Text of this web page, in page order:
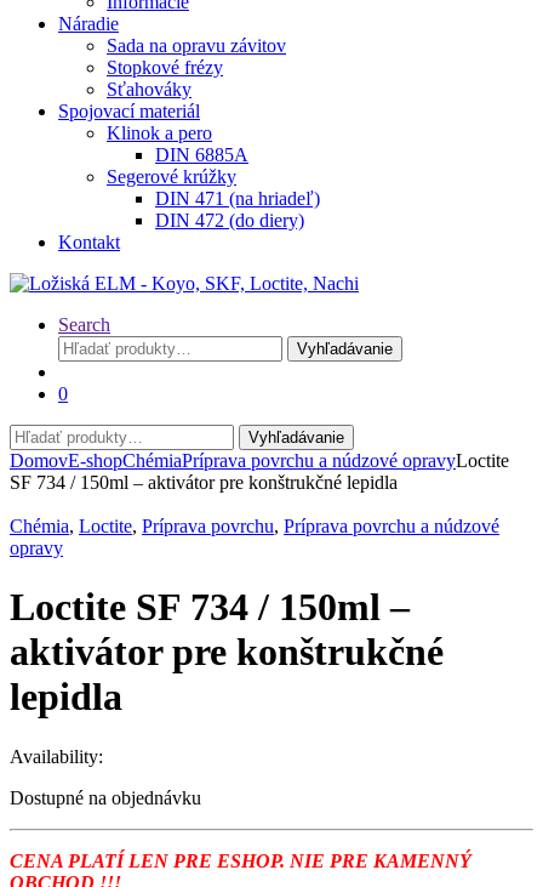
Náradie
Sada na opravu závitov
Stopkové frézy
Sťahováky
Spojovací materiál
Klinok a pero
DIN 6885A
Segerové krúžky
DIN 471 (na hriadeľ)
DIN 472 (do diery)
Kontakt
Search
Hľadať:
Vyhľadávanie
0
Hľadať:
Vyhľadávanie
DomovE-shopChémiaPríprava povrchu a núdzové opravyLoctite
SF 734 / 150ml – aktivátor pre konštrukčné lepidla
Chémia, Loctite, Príprava povrchu, Príprava povrchu a núdzové
opravy
Loctite SF 734 / 150ml –
aktivátor pre konštrukčné
lepidla
Availability:
Dostupné na objednávku
CENA PLATÍ LEN PRE ESHOP. NIE PRE KAMENNÝ
OBCHOD !!!